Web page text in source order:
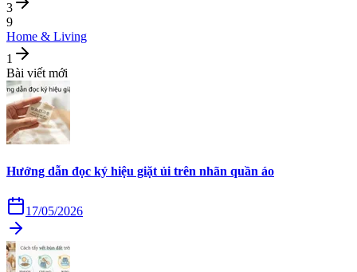
3
9
Home & Living
1
Bài viết mới
Hướng dẫn đọc ký hiệu giặt ủi trên nhãn quần áo
17/05/2026